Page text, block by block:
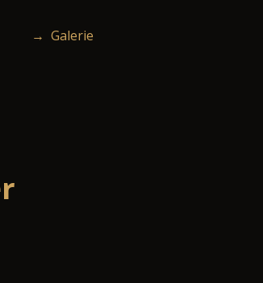
→ Galerie